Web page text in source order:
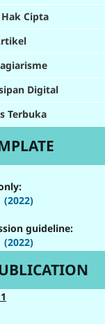
Cipta
Digital
Terbuka
guideline: